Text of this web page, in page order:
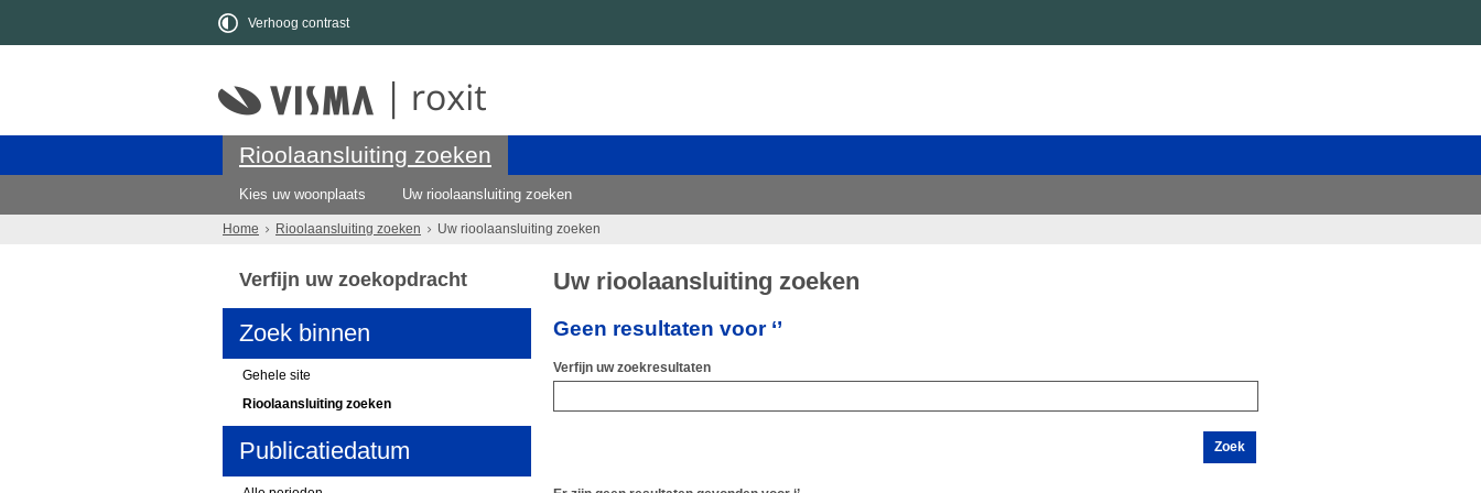
Verhoog contrast
Rioolaansluiting zoeken
Kies uw woonplaats Uw rioolaansluiting zoeken
Home Rioolaansluiting zoeken Uw rioolaansluiting zoeken
Uw rioolaansluiting zoeken
Geen resultaten voor ‘’
Verfijn uw zoekresultaten
Verfijn uw zoekopdracht
Zoek binnen
Gehele site
Rioolaansluiting zoeken
Publicatiedatum